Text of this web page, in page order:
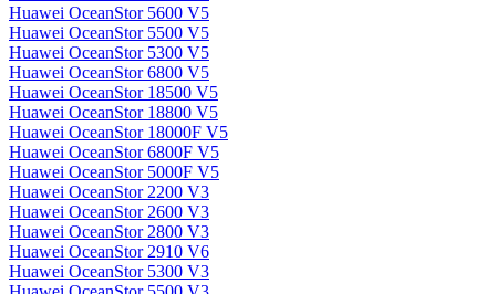
Huawei OceanStor 5600 V5
Huawei OceanStor 5500 V5
Huawei OceanStor 5300 V5
Huawei OceanStor 6800 V5
Huawei OceanStor 18500 V5
Huawei OceanStor 18800 V5
Huawei OceanStor 18000F V5
Huawei OceanStor 6800F V5
Huawei OceanStor 5000F V5
Huawei OceanStor 2200 V3
Huawei OceanStor 2600 V3
Huawei OceanStor 2800 V3
Huawei OceanStor 2910 V6
Huawei OceanStor 5300 V3